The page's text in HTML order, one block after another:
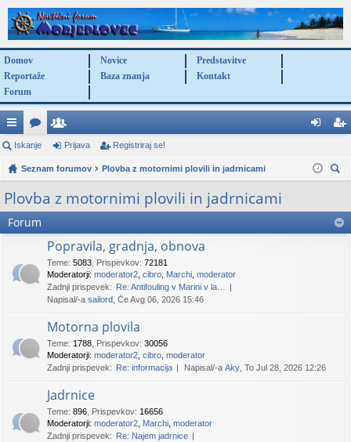
Domov Novice
Predstavitve
Reportaže
Baza znanja
Kontakt
Forum
itr
e
po
ve
ve
or
u
mi
po
ra av ist
aj
Iskanje Prijava Registriraj se!
Seznam forumov
Plovba z motornimi plovili in jadrnicami
e
Plovba z motornimi plovili in jadrnicami
Forum
Popravila, gradnja, obnova
Teme: 5083 Prispevkov: 72181
Moderatorji: moderator2 cibro Marchi moderator
Zadnji prispevek: Re: Antifouling v Marini v la…
Napisal/-a sailord , Če Avg 06, 2026 15:46
Motorna plovila
Teme: 1788 Prispevkov: 30056
Moderatorji: moderator2 cibro moderator
Zadnji prispevek: Re: informacija Napisal/-a Aky , To Jul 28, 2026 12:26
Jadrnice
Teme: 896 Prispevkov: 16656
Moderatorji: moderator2 Marchi moderator
Zadnji prispevek: Re: Najem jadrnice